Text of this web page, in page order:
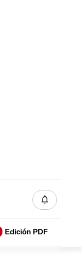
Edición PDF